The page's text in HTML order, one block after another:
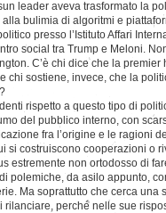
leader aveva trasformato la
bulimia di algoritmi e
presso l’Istituto Affari
social tra Trump e Meloni.
C’è chi dice che la premier
chi sostiene, invece, che la
rispetto a questo tipo di
del pubblico interno, con
fra l’origine e le ragioni
si costruiscono cooperazioni o
estremente non ortodosso di
polemiche, da asilo appunto,
Ma soprattutto che cerca una
rilanciare, perché nelle sue